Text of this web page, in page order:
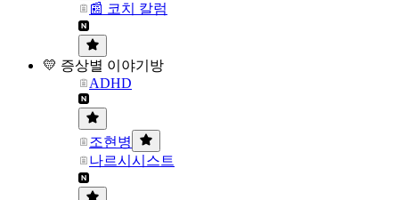
📰 코치 칼럼
💛 증상별 이야기방
ADHD
조현병
나르시시스트